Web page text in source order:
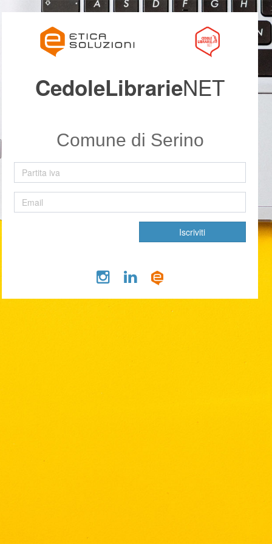
CedoleLibrarieNET
Comune di Serino
Iscriviti